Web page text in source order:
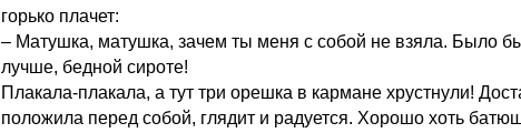
горько плачет:
– Матушка, матушка, зачем ты меня с собой не взяла. Было
лучше, бедной сироте!
Плакала-плакала, а тут три орешка в кармане хрустнули!
положила перед собой, глядит и радуется. Хорошо хоть